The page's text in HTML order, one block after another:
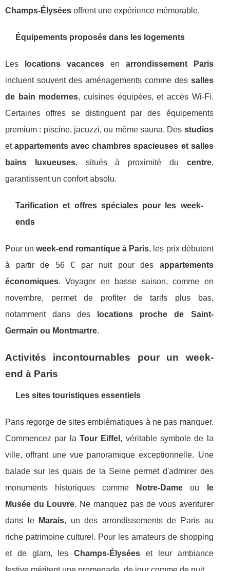
Champs-Élysées offrent une expérience mémorable.
Équipements proposés dans les logements
Les locations vacancesen arrondissement Paris
incluent souvent des aménagements comme des salles
de bain modernes, cuisines équipées, et accès Wi-Fi.
Certaines offres se distinguent par des équipements
premium : piscine, jacuzzi, ou même sauna. Des studios
etappartements avec chambres spacieuses et salles
bains luxueuses, situés à proximité du centre,
garantissent un confort absolu.
Tarification et offres spéciales pour les week-
ends
Pour unweek-end romantique à Paris, les prix débutent
à partir de 56 € par nuit pour des appartements
économiques. Voyager en basse saison, comme en
novembre, permet de profiter de tarifs plus bas,
notamment dans des
locations proche de Saint-
Germain ou Montmartre.
Activités incontournables pour un week-
end à Paris
Les sites touristiques essentiels
Paris regorge de sites emblématiques à ne pas manquer.
Commencez par la Tour Eiffel , véritable symbole de la
ville, offrant une vue panoramique exceptionnelle. Une
balade sur les quais de la Seine permet d'admirer des
monuments historiques comme
Notre-Dame ou
le
Musée du Louvre. Ne manquez pas de vous aventurer
dans le
Marais, un des arrondissements de Paris au
riche patrimoine culturel. Pour les amateurs de shopping
et de glam, lesChamps-Élysées et leur ambiance